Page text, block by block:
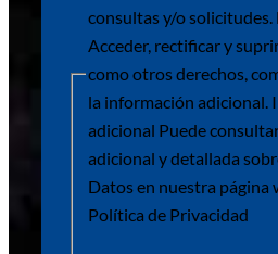
consultas y/o solicitudes.
Acceder, rectificar y
como otros derechos,
la información adicional.
adicional Puede
adicional y detallada
Datos en nuestra página
Política de Privacidad